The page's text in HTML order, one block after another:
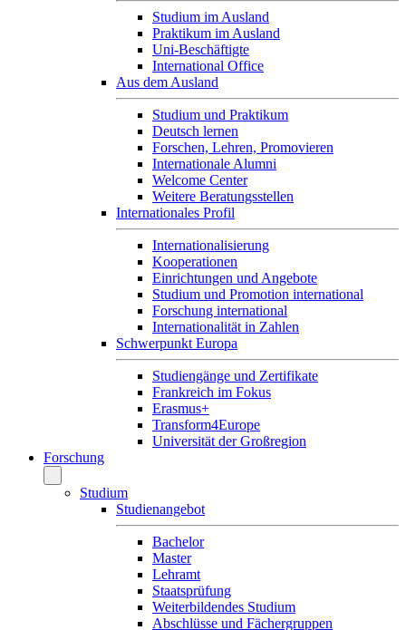
Studium im Ausland
Praktikum im Ausland
Uni-Beschäftigte
International Office
Aus dem Ausland
Studium und Praktikum
Deutsch lernen
Forschen, Lehren, Promovieren
Internationale Alumni
Welcome Center
Weitere Beratungsstellen
Internationales Profil
Internationalisierung
Kooperationen
Einrichtungen und Angebote
Studium und Promotion international
Forschung international
Internationalität in Zahlen
Schwerpunkt Europa
Studiengänge und Zertifikate
Frankreich im Fokus
Erasmus+
Transform4Europe
Universität der Großregion
Forschung
Studium
Studienangebot
Bachelor
Master
Lehramt
Staatsprüfung
Weiterbildendes Studium
Abschlüsse und Fächergruppen